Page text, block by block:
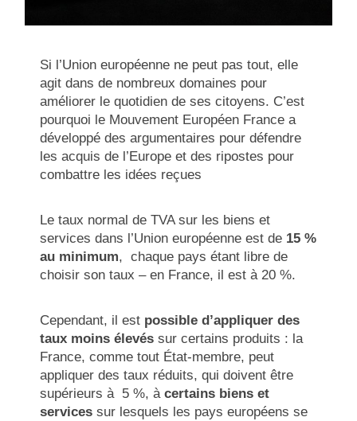
Si l’Union européenne ne peut pas tout, elle
agit dans de nombreux domaines pour
améliorer le quotidien de ses citoyens. C’est
pourquoi le Mouvement Européen France a
développé des argumentaires pour défendre
les acquis de l’Europe et des ripostes pour
combattre les idées reçues
Le taux normal de TVA sur les biens et
services dans l’Union européenne est de 15 %
au minimum, chaque pays étant libre de
choisir son taux – en France, il est à 20 %.
Cependant, il est possible d’appliquer des
taux moins élevés sur certains produits : la
France, comme tout État-membre, peut
appliquer des taux réduits, qui doivent être
supérieurs à 5 %, àcertains biens et
services sur lesquels les pays européens se